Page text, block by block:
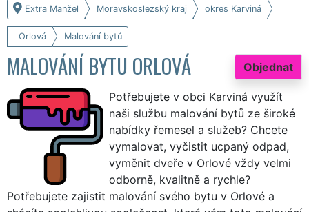
Extra Manžel Moravskoslezský kraj okres Karviná
Orlová Malování bytů
Objednat
MALOVÁNÍ BYTU ORLOVÁ
Potřebujete v obci Karviná využít
naši službu malování bytů ze široké
nabídky řemesel a služeb? Chcete
vymalovat, vyčistit ucpaný odpad,
vyměnit dveře v Orlové vždy velmi
odborně, kvalitně a rychle?
Potřebujete zajistit malování svého bytu v Orlové a